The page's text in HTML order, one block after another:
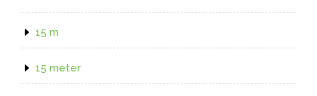
15 m
15 meter